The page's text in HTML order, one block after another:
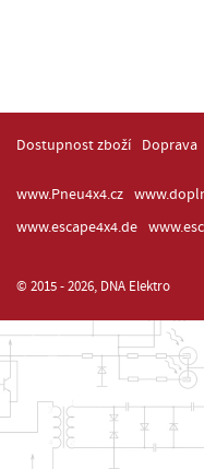
Dostupnost zboží Doprava
www.Pneu4x4.cz
www.escape4x4.de
© 2015 - 2026, DNA Elektro